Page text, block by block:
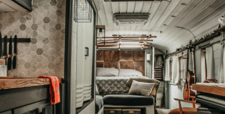
Appartement Design Cabanes
Decoration Noël
Design Suédois En Quelques Photos
Idées Déco En 10 Photos
La Semaine Décoration Et Design
Maison En Ville
Méli-Mélo Suédois
Publi Reportage
Tendance
Interieurs Scandinaves
La Décoration Selon Votre Signe Astrologique
Les Trouvailles Déco Du Jour
Loft
Maison Appartement Écologique